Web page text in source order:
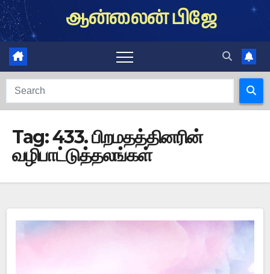
Skip
to
content
ஆன்லைன் பிஜே
Tag:433. பிறமதத்தினரின்
வழிபாட்டுத்தலங்கள்